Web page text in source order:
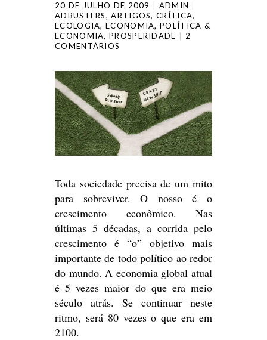
20 DE JULHO DE 2009
ADMIN
ADBUSTERS,ARTIGOS,CRÍTICA,
ECOLOGIA,ECONOMIA,POLÍTICA &
ECONOMIA,PROSPERIDADE
2
COMENTÁRIOS
Toda sociedade precisa de um mito
para sobreviver. O nosso é o
crescimento econômico. Nas
últimas 5 décadas, a corrida pelo
crescimento é “o” objetivo mais
importante de todo político ao redor
do mundo. A economia global atual
é 5 vezes maior do que era meio
século atrás. Se continuar neste
ritmo, será 80 vezes o que era em
2100.